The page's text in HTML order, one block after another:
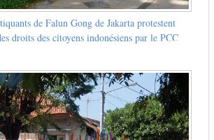
de Falun Gong de Jakarta protestent
droits des citoyens indonésiens par le PCC